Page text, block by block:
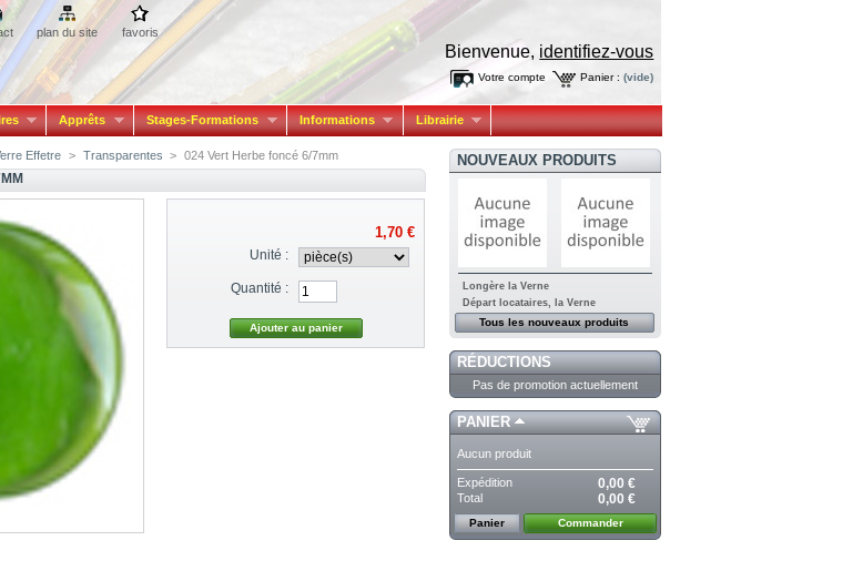
plan du site favoris
Bienvenue, identifiez-vous
Panier : (vide)
Votre compte
Apprêts Stages-Formations Informations Librairie
Effetre > Transparentes > 024 Vert Herbe foncé 6/7mm
1,70 €
Unité :
Quantité :
NOUVEAUX PRODUITS
Longère la Verne
Départ locataires, la Verne
Tous les nouveaux produits
RÉDUCTIONS
Pas de promotion actuellement
PANIER
Aucun produit
Expédition 0,00 €
Total 0,00 €
Panier Commander